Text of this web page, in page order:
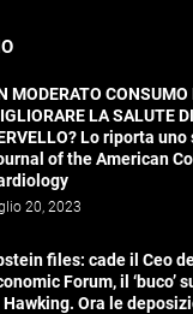
MODERATO CONSUMO
LA SALUTE
Lo riporta uno
of the American
20, 2023
files: cade il Ceo
Forum, il ‘buco’
Hawking. Ora le